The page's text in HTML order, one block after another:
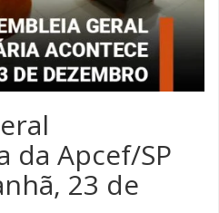
da Apcef/SP
23 de